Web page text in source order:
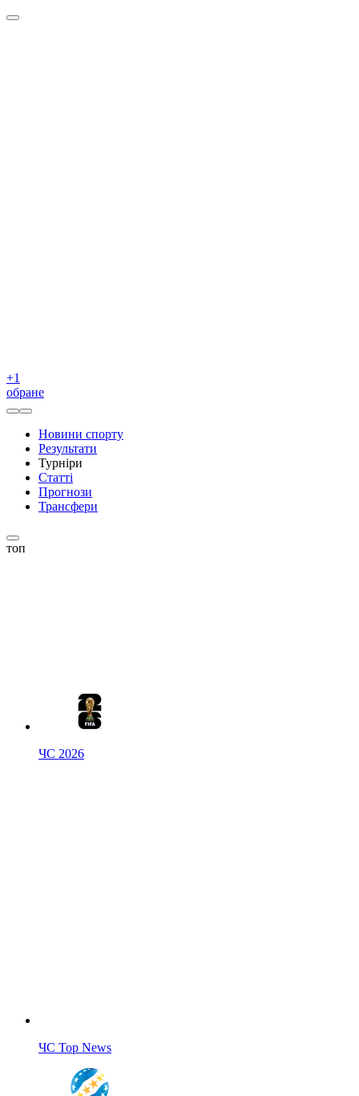
+1
обране
Новини спорту
Результати
Турніри
Статті
Прогнози
Трансфери
топ
ЧС 2026
ЧС Top News